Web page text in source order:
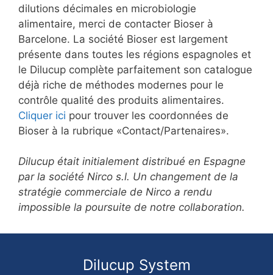
dilutions décimales en microbiologie
alimentaire, merci de contacter Bioser à
Barcelone. La société Bioser est largement
présente dans toutes les régions espagnoles et
le Dilucup complète parfaitement son catalogue
déjà riche de méthodes modernes pour le
contrôle qualité des produits alimentaires.
Cliquer ici pour trouver les coordonnées de
Bioser à la rubrique «Contact/Partenaires».
Dilucup était initialement distribué en Espagne
par la société Nirco s.l. Un changement de la
stratégie commerciale de Nirco a rendu
impossible la poursuite de notre collaboration.
Dilucup System